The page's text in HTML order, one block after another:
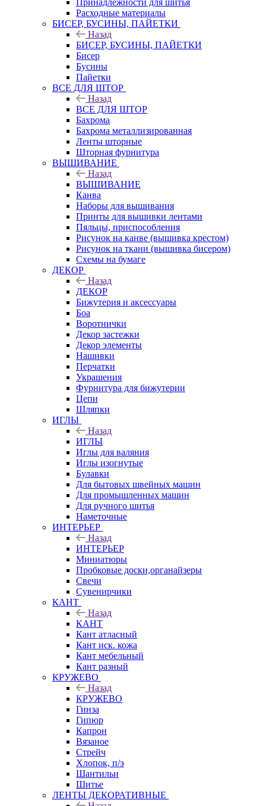
Принадлежности для шитья
Расходные материалы
БИСЕР, БУСИНЫ, ПАЙЕТКИ
Назад
БИСЕР, БУСИНЫ, ПАЙЕТКИ
Бисер
Бусины
Пайетки
ВСЕ ДЛЯ ШТОР
Назад
ВСЕ ДЛЯ ШТОР
Бахрома
Бахрома металлизированная
Ленты шторные
Шторная фурнитура
ВЫШИВАНИЕ
Назад
ВЫШИВАНИЕ
Канва
Наборы для вышивания
Принты для вышивки лентами
Пяльцы, приспособления
Рисунок на канве (вышивка крестом)
Рисунок на ткани (вышивка бисером)
Схемы на бумаге
ДЕКОР
Назад
ДЕКОР
Бижутерия и аксессуары
Боа
Воротнички
Декор застежки
Декор элементы
Нашивки
Перчатки
Украшения
Фурнитура для бижутерии
Цепи
Шляпки
ИГЛЫ
Назад
ИГЛЫ
Иглы для валяния
Иглы изогнутые
Булавки
Для бытовых швейных машин
Для промышленных машин
Для ручного шитья
Наметочные
ИНТЕРЬЕР
Назад
ИНТЕРЬЕР
Миниатюры
Пробковые доски,органайзеры
Свечи
Сувенирчики
КАНТ
Назад
КАНТ
Кант атласный
Кант иск. кожа
Кант мебельный
Кант разный
КРУЖЕВО
Назад
КРУЖЕВО
Гинза
Гипюр
Капрон
Вязаное
Стрейч
Хлопок, п/э
Шантильи
Шитье
ЛЕНТЫ ДЕКОРАТИВНЫЕ